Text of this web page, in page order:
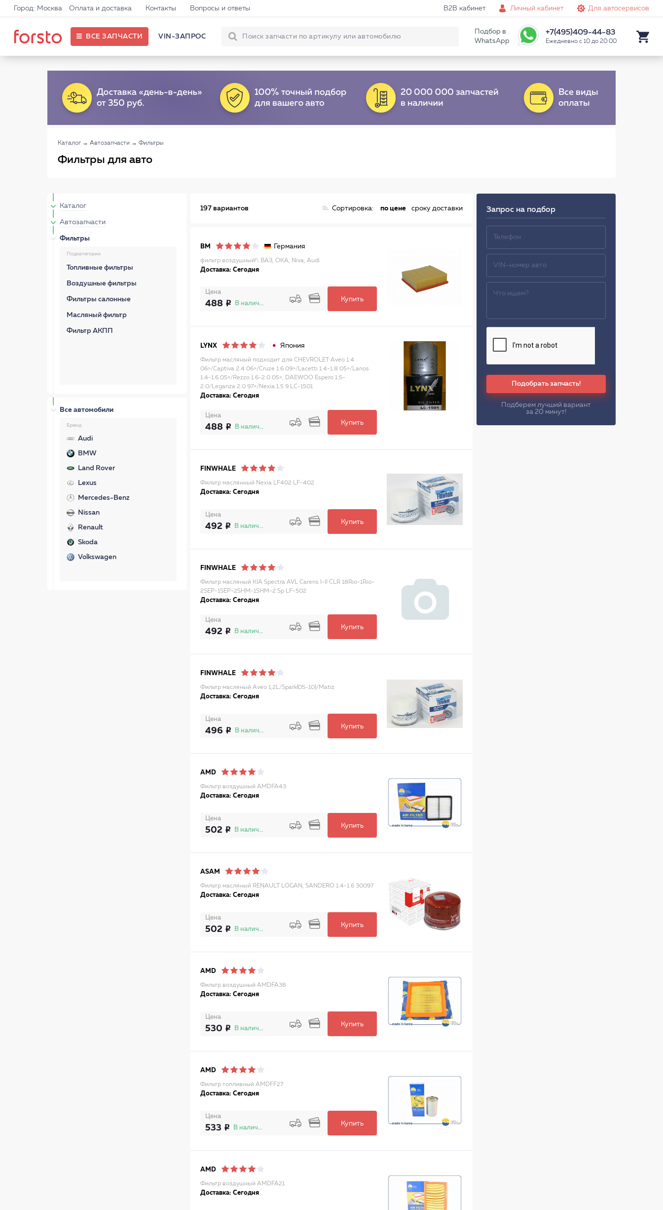
Город: Москва Оплата и доставка Контакты Вопросы и ответы B2B кабинет Личный кабинет Для автосервисов
ВСЕ ЗАПЧАСТИ VIN-ЗАПРОС
Подбор в
WhatsApp
+7(495)409-44-83
Ежедневно с 10 до 20:00
Каталог → Автозапчасти → Фильтры
Фильтры для авто
Каталог
Автозапчасти
Фильтры
Подкатегории
Топливные фильтры
Воздушные фильтры
Фильтры салонные
Масляный фильтр
Фильтр АКПП
Все автомобили
Бренд
Audi
BMW
Land Rover
Lexus
Mercedes-Benz
Nissan
Renault
Skoda
Volkswagen
197 вариантов Сортировка: по цене сроку доставки
BM Германия
фильтр воздушный!\ ВАЗ, ОКА, Niva, Audi
Доставка: Сегодня
Цена
488 В наличии
Купить
LYNX Япония
Фильтр масляный подходит для CHEVROLET Aveo 1.4
06>/Captiva 2.4 06>/Cruze 1.6 09>/Lacetti 1.4-1.8 05>/Lanos
1.4-1.6 05>/Rezzo 1.6-2.0 05>, DAEWOO Espero 1.5-
2.0/Leganza 2.0 97>/Nexia 1.5 9 LC-1501
Доставка: Сегодня
Цена
488 В наличии
Купить
FINWHALE
Фильтр маслянный Nexia LF402 LF-402
Доставка: Сегодня
Цена
492 В наличии
Купить
FINWHALE
Фильтр масляный KIA Spectra AVL Carens I-II CLR 18Rio-1Rio-
2SEP-1SEP-2SHM-1SHM-2 Sp LF-502
Доставка: Сегодня
Цена
492 В наличии
Купить
FINWHALE
Фильтр масляный Aveo 1,2L/Spark(05-10)/Matiz
Доставка: Сегодня
Цена
496 В наличии
Купить
AMD
Фильтр воздушный AMDFA43
Доставка: Сегодня
Цена
502 В наличии
Купить
ASAM
Фильтр масляный RENAULT LOGAN, SANDERO 1.4-1.6 30097
Доставка: Сегодня
Цена
502 В наличии
Купить
AMD
Фильтр воздушный AMDFA38
Доставка: Сегодня
Цена
530 В наличии
Купить
AMD
Фильтр топливный AMDFF27
Доставка: Сегодня
Цена
533 В наличии
Купить
AMD
Фильтр воздушный AMDFA21
Доставка: Сегодня
Запрос на подбор
Подобрать запчасть!
Подберем лучший вариант
за 20 минут!